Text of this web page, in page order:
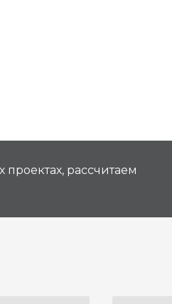
рассчитаем